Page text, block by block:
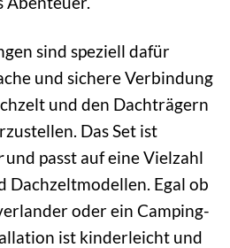
sind speziell dafür
und sichere Verbindung
und den Dachträgern
Das Set ist
und passt auf eine Vielzahl
Dachzeltmodellen. Egal ob
oder ein Camping-
ist kinderleicht und